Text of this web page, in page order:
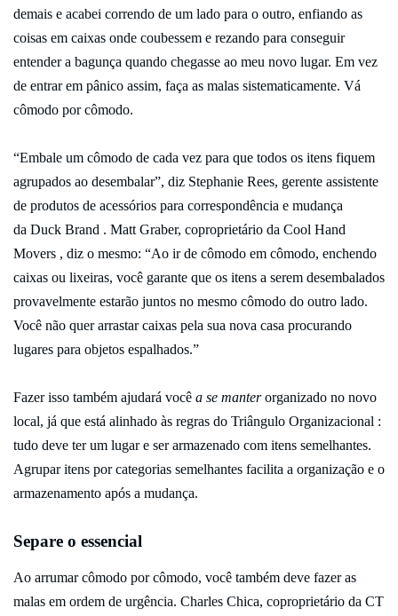
demais e acabei correndo de um lado para o outro, enfiando as
coisas em caixas onde coubessem e rezando para conseguir
entender a bagunça quando chegasse ao meu novo lugar. Em vez
de entrar em pânico assim, faça as malas sistematicamente. Vá
cômodo por cômodo.
“Embale um cômodo de cada vez para que todos os itens fiquem
agrupados ao desembalar”, diz Stephanie Rees, gerente assistente
de produtos de acessórios para correspondência e mudança
da Duck Brand . Matt Graber, coproprietário da Cool Hand
Movers , diz o mesmo: “Ao ir de cômodo em cômodo, enchendo
caixas ou lixeiras, você garante que os itens a serem desembalados
provavelmente estarão juntos no mesmo cômodo do outro lado.
Você não quer arrastar caixas pela sua nova casa procurando
lugares para objetos espalhados.”
Fazer isso também ajudará você a se manterorganizado no novo
local, já que está alinhado às regras do Triângulo Organizacional :
tudo deve ter um lugar e ser armazenado com itens semelhantes.
Agrupar itens por categorias semelhantes facilita a organização e o
armazenamento após a mudança.
Separe o essencial
Ao arrumar cômodo por cômodo, você também deve fazer as
malas em ordem de urgência. Charles Chica, coproprietário da CT